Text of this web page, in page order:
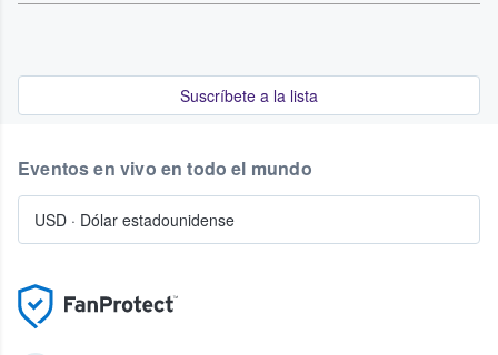
Suscríbete a la lista
Eventos en vivo en todo el mundo
USD · Dólar estadounidense